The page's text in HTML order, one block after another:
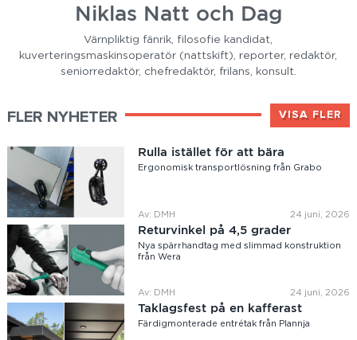
Niklas Natt och Dag
Värnpliktig fänrik, filosofie kandidat,
kuverteringsmaskinsoperatör (nattskift), reporter, redaktör,
seniorredaktör, chefredaktör, frilans, konsult.
FLER NYHETER VISA FLER
Rulla istället för att bära
Ergonomisk transportlösning från Grabo
Av: DMH 24 juni, 2026
Returvinkel på 4,5 grader
Nya spärrhandtag med slimmad konstruktion
från Wera
Av: DMH 24 juni, 2026
Taklagsfest på en kafferast
Färdigmonterade entrétak från Plannja